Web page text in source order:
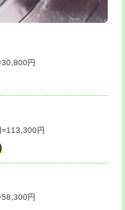
円
円
22,000円
円
円+材料費
円
円
円